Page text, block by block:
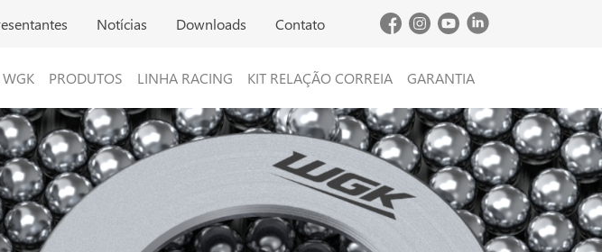
Notícias Downloads Contato
PRODUTOS LINHA RACING KIT RELAÇÃO CORREIA GARANTIA